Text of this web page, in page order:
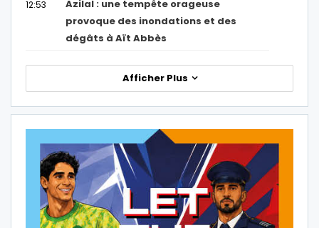
12:53
Azilal : une tempête orageuse
provoque des inondations et des
dégâts à Aït Abbès
Afficher Plus